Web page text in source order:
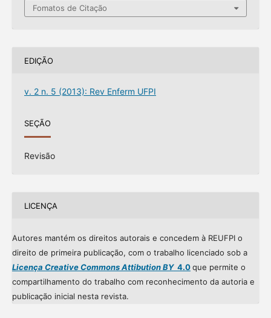
Fomatos de Citação
EDIÇÃO
v. 2 n. 5 (2013): Rev Enferm UFPI
SEÇÃO
Revisão
LICENÇA
Autores mantém os direitos autorais e concedem à REUFPI o
direito de primeira publicação, com o trabalho licenciado sob a
Licença Creative Commons Attibution BY4.0que permite o
compartilhamento do trabalho com reconhecimento da autoria e
publicação inicial nesta revista.